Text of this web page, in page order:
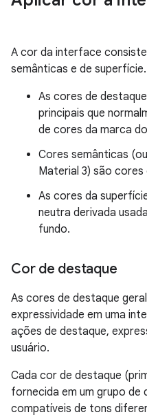
A cor da interface
semânticas e de superfície.
As cores de
principais que
de cores da marca
Cores semânticas
Material 3) são
As cores da
neutra derivada
fundo.
Cor de destaque
As cores de destaque
expressividade em uma
ações de destaque,
usuário.
Cada cor de destaque
fornecida em um grupo
compatíveis de tons